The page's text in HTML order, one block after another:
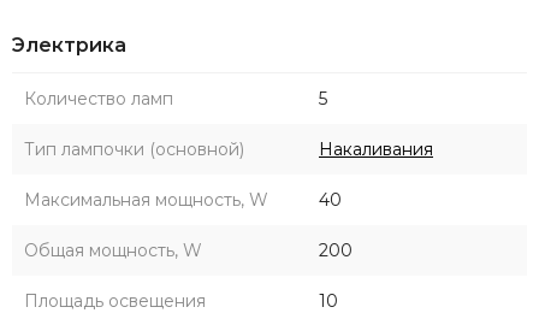
Электрика
Количество ламп 5
Тип лампочки (основной) Накаливания
Максимальная мощность, W 40
Общая мощность, W 200
Площадь освещения 10